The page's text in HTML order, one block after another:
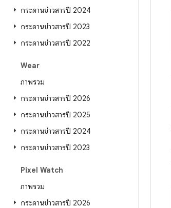
กระดานข่าวสารปี 2024
กระดานข่าวสารปี 2023
กระดานข่าวสารปี 2022
Wear
ภาพรวม
กระดานข่าวสารปี 2026
กระดานข่าวสารปี 2025
กระดานข่าวสารปี 2024
กระดานข่าวสารปี 2023
Pixel Watch
ภาพรวม
กระดานข่าวสารปี 2026